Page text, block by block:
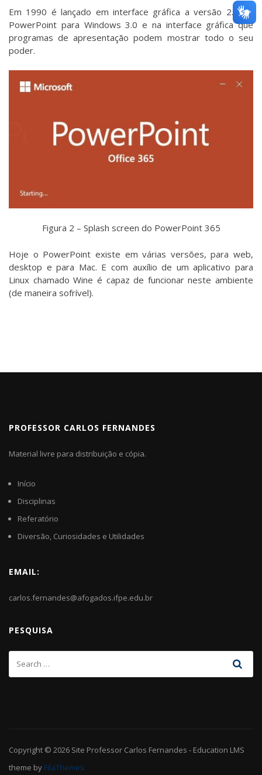
Em 1990 é lançado em interface gráfica a versão 2.0 do
PowerPoint para Windows 3.0 e na interface gráfica que
programas de apresentação podem mostrar todo o seu
poder.
Figura 2 – Splash screen do PowerPoint 365
Hoje o PowerPoint existe em várias versões, para web,
desktop e para Mac. E com auxílio de um aplicativo para
Linux chamado Wine é capaz de funcionar neste ambiente
(de maneira sofrível).
PROFESSOR CARLOS FERNANDES
Material livre para distribuição e cópia.
Início
Disciplinas
Referatório
Diversão, Curiosidades e Utilidades
EMAIL:
carlos.fernandes@afogados.ifpe.edu.br
PESQUISA
Copyright © 2026 Site Professor Carlos Fernandes - Education LMS
theme by FilaThemes